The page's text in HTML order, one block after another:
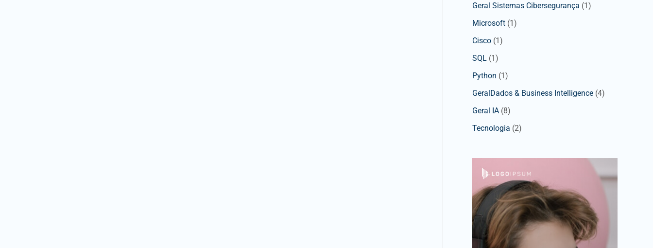
Geral Sistemas Cibersegurança (1)
Microsoft (1)
Cisco (1)
SQL (1)
Python (1)
GeralDados & Business Intelligence (4)
Geral IA (8)
Tecnologia (2)